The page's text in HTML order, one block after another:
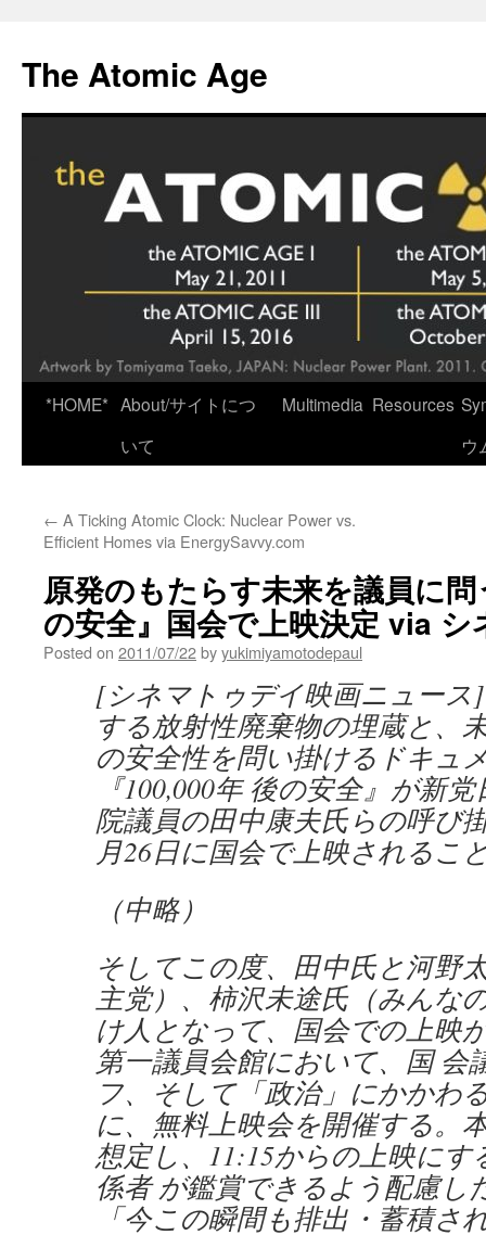
content
The Atomic Age
*HOME* About/サイトにつ
いて
Multimedia Resources
ウ
← A Ticking Atomic Clock: Nuclear Power vs.
Efficient Homes via EnergySavvy.com
原発のもたらす未来を議員に
の安全』国会で上映決定 via
Posted on 2011/07/22byyukimiyamotodepaul
[シネマトゥデイ映画ニュー
する放射性廃棄物の埋蔵と、
の安全性を問い掛けるドキュ
『100,000年 後の安全』が新
院議員の田中康夫氏らの呼び
月26日に国会で上映されるこ
（中略）
そしてこの度、田中氏と河野
主党）、柿沢未途氏（みんな
け人となって、国会での上映
第一議員会館において、国 会
フ、そして「政治」にかかわ
に、無料上映会を開催する。
想定し、11:15からの上映にす
係者 が鑑賞できるよう配慮し
「今この瞬間も排出・蓄積さ